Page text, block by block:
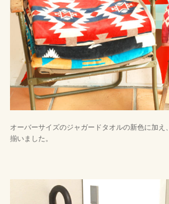
オーバーサイズのジャガードタオルの新色に加え
揃いました。